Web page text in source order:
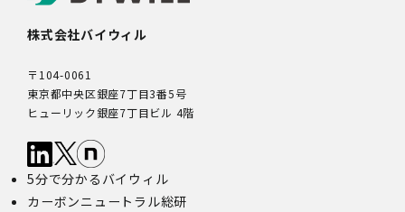
株式会社バイウィル
〒104-0061
東京都中央区銀座7丁目3番5号
ヒューリック銀座7丁目ビル 4階
5分で分かるバイウィル
カーボンニュートラル総研